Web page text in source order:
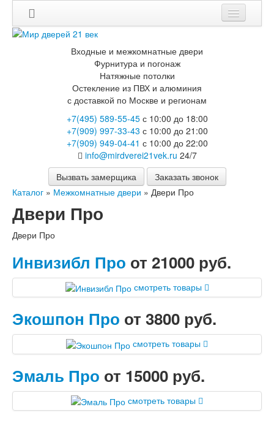
Входные и межкомнатные двери
Фурнитура и погонаж
Натяжные потолки
Остекление из ПВХ и алюминия
с доставкой по Москве и регионам
+7(495) 589-55-45с 10:00 до 18:00
+7(909) 997-33-43 с 10:00 до 21:00
+7(909) 949-04-41 с 10:00 до 22:00
info@mirdverei21vek.ru 24/7
Вызвать замерщика
Заказать звонок
Каталог » Межкомнатные двери » Двери Про
Двери Про
Двери Про
Инвизибл Про от 21000 руб.
смотреть товары
Экошпон Про от 3800 руб.
смотреть товары
Эмаль Про от 15000 руб.
смотреть товары